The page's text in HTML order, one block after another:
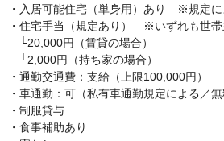
・入居可能住宅（単身用）あり　※規定に
・住宅手当（規定あり）　※いずれも世
└20,000円（賃貸の場合）
└2,000円（持ち家の場合）
・通勤交通費：支給（上限100,000円）
・車通勤：可（私有車通勤規定による／無
・制服貸与
・食事補助あり